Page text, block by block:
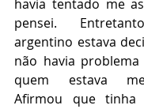
havia tentado me
pensei.
argentino estava
não havia
quem estava
Afirmou que